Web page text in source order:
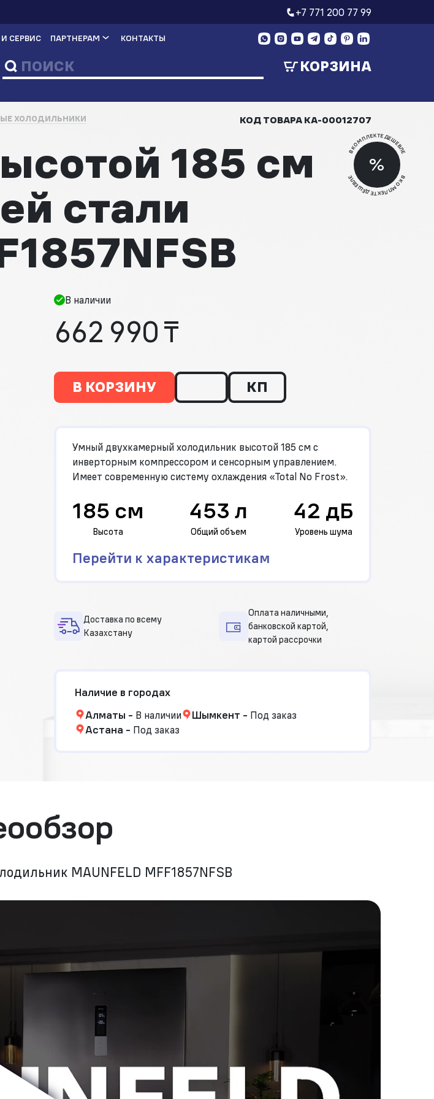
+7 771 200 77 99
СЕРВИС ПАРТНЕРАМ КОНТАКТЫ
КОРЗИНА
%
В КОМПЛЕКТЕ ДЕШЕВЛЕ
В КОМПЛЕКТЕ ДЕШЕВЛЕ
ХОЛОДИЛЬНИКИ КОД ТОВАРА КА-00012707
185 см
стали
В наличии
662 990 ₸
В КОРЗИНУ КП
Умный двухкамерный холодильник высотой 185 см с
инверторным компрессором и сенсорным управлением.
Имеет современную систему охлаждения «Total No Frost».
185 см
Высота
453 л
Общий объем
42 дБ
Уровень шума
Перейти к характеристикам
Доставка по всему
Казахстану
Оплата наличными,
банковской картой,
картой рассрочки
Наличие в городах
Алматы - В наличии Шымкент - Под заказ
Астана - Под заказ
MAUNFELD MFF1857NFSB